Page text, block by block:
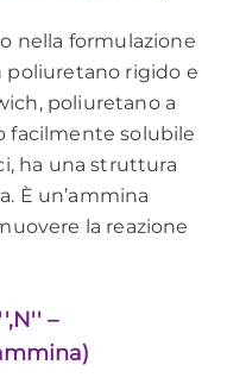
nella formulazione
poliuretano rigido e
poliuretano a
facilmente solubile
ha una struttura
È un’ammina
la reazione
–